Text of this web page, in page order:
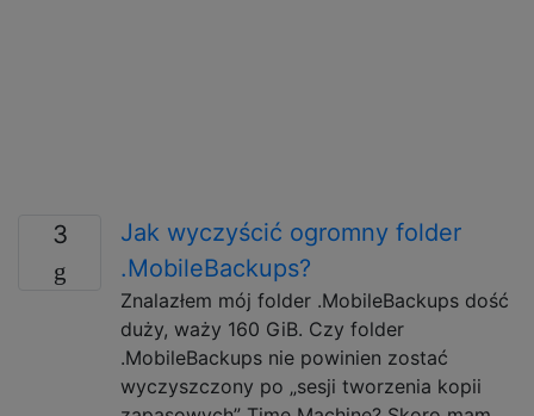
3
Jak wyczyścić ogromny folder
.MobileBackups?
Znalazłem mój folder .MobileBackups dość
duży, waży 160 GiB. Czy folder
.MobileBackups nie powinien zostać
wyczyszczony po „sesji tworzenia kopii